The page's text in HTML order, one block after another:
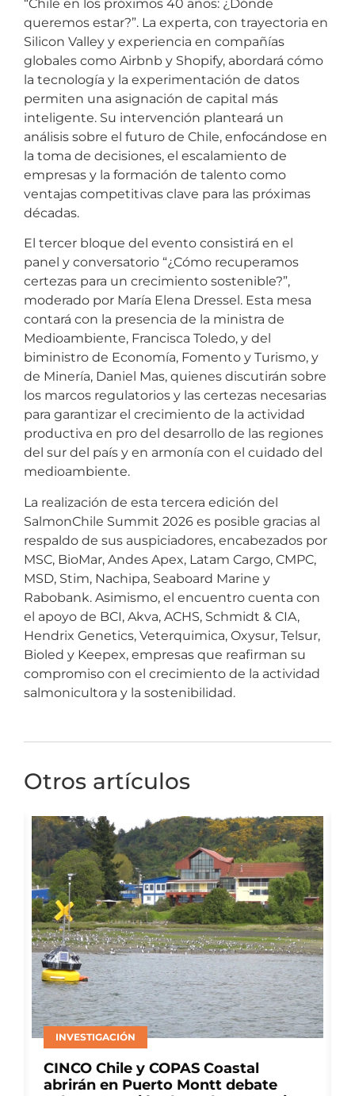
“Chile en los próximos 40 años: ¿Dónde
queremos estar?”. La experta, con trayectoria en
Silicon Valley y experiencia en compañías
globales como Airbnb y Shopify, abordará cómo
la tecnología y la experimentación de datos
permiten una asignación de capital más
inteligente. Su intervención planteará un
análisis sobre el futuro de Chile, enfocándose en
la toma de decisiones, el escalamiento de
empresas y la formación de talento como
ventajas competitivas clave para las próximas
décadas.
El tercer bloque del evento consistirá en el
panel y conversatorio “¿Cómo recuperamos
certezas para un crecimiento sostenible?”,
moderado por María Elena Dressel. Esta mesa
contará con la presencia de la ministra de
Medioambiente, Francisca Toledo, y del
biministro de Economía, Fomento y Turismo, y
de Minería, Daniel Mas, quienes discutirán sobre
los marcos regulatorios y las certezas necesarias
para garantizar el crecimiento de la actividad
productiva en pro del desarrollo de las regiones
del sur del país y en armonía con el cuidado del
medioambiente.
La realización de esta tercera edición del
SalmonChile Summit 2026 es posible gracias al
respaldo de sus auspiciadores, encabezados por
MSC, BioMar, Andes Apex, Latam Cargo, CMPC,
MSD, Stim, Nachipa, Seaboard Marine y
Rabobank. Asimismo, el encuentro cuenta con
el apoyo de BCI, Akva, ACHS, Schmidt & CIA,
Hendrix Genetics, Veterquimica, Oxysur, Telsur,
Bioled y Keepex, empresas que reafirman su
compromiso con el crecimiento de la actividad
salmonicultora y la sostenibilidad.
Otros artículos
y COPAS Coastal
Montt debate
ACUICULTURA
Multi X y el
Sercotec Puerto